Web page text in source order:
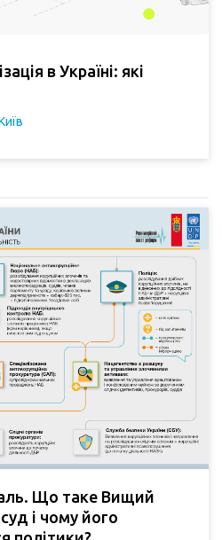
в Україні: які
Що таке Вищий
і чому його